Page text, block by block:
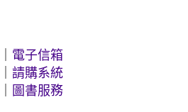
電子信箱
請購系統
圖書服務